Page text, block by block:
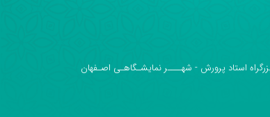
استاد پرورش - شهــــر نمایشـگاهـی اصـفهان